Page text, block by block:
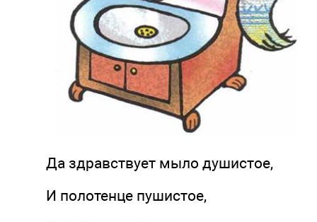
Да здравствует мыло душистое,
И полотенце пушистое,